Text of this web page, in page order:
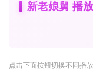
新老娘舅 播
点击下面按钮切换不同播